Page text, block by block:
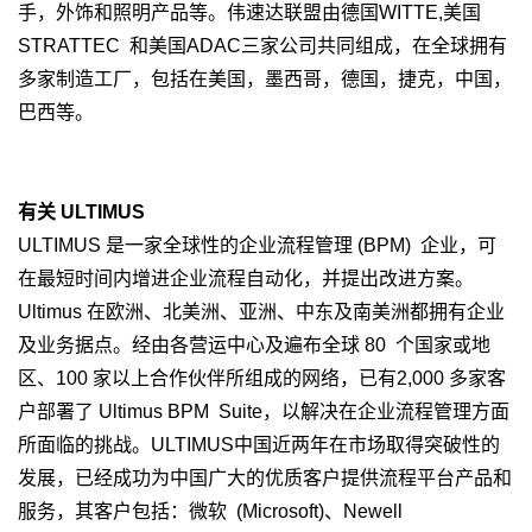
手，外饰和照明产品等。伟速达联盟由德国WITTE,美国
STRATTEC 和美国ADAC三家公司共同组成，在全球拥有
多家制造工厂，包括在美国，墨西哥，德国，捷克，中国，
巴西等。
有关 ULTIMUS
ULTIMUS 是一家全球性的企业流程管理 (BPM) 企业，可
在最短时间内增进企业流程自动化，并提出改进方案。
Ultimus 在欧洲、北美洲、亚洲、中东及南美洲都拥有企业
及业务据点。经由各营运中心及遍布全球 80 个国家或地
区、100 家以上合作伙伴所组成的网络，已有2,000 多家客
户部署了 Ultimus BPM Suite，以解决在企业流程管理方面
所面临的挑战。ULTIMUS中国近两年在市场取得突破性的
发展，已经成功为中国广大的优质客户提供流程平台产品和
服务，其客户包括：微软 (Microsoft)、Newell